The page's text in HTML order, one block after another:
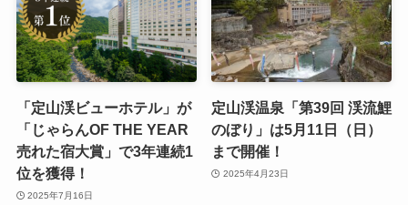
「定山渓ビューホテル」が
「じゃらんOF THE YEAR
売れた宿大賞」で3年連続1
位を獲得！
2025年7月16日
定山渓温泉「第39回 渓流鯉
のぼり」は5月11日（日）
まで開催！
2025年4月23日